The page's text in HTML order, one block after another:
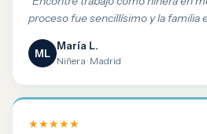
proceso fue sencillísimo y la familia
ML
María L.
Niñera · Madrid
★★★★★